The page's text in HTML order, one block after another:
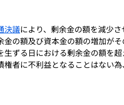
決議により、剰余金の額を減少
金の額及び資本金の額の増加が
ずる日における剰余金の額を超
者に不利益となることはない為